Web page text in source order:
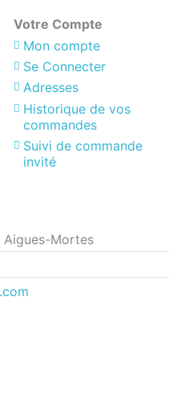
Votre Compte
Mon compte
Se Connecter
Adresses
Historique de vos
commandes
Suivi de commande
invité
Aigues-Mortes